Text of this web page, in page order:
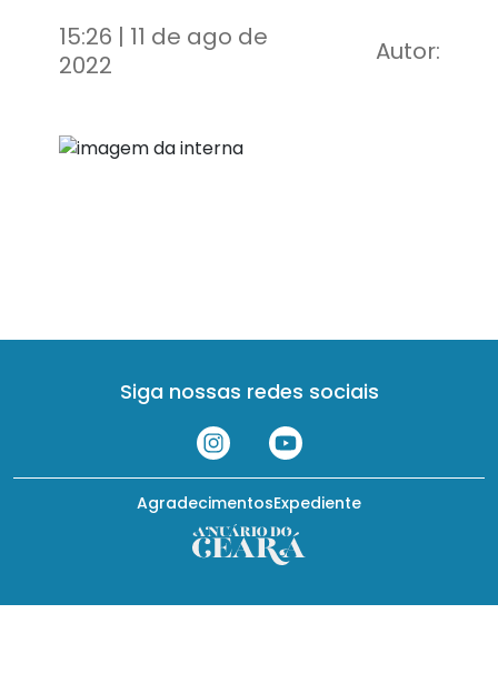
15:26 | 11 de ago de
2022
Autor:
Siga nossas redes sociais
Expediente
Agradecimentos